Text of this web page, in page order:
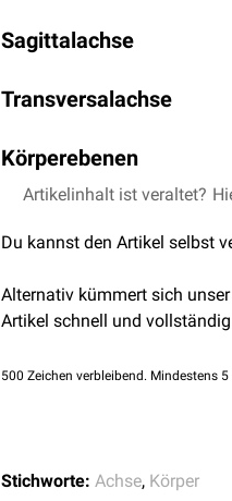
Vertikalachse. Sie zieht
Sagittalachse
Man nennt sie auch
Transversalachse
Rechts-Achse,
Körperschwerpunkt (also auf
Körperebenen
Zwischen den drei
zwischen
zwischen
Artikelinhalt ist veraltet?
Du kannst den Artikel selbst
Alternativ kümmert sich
Artikel schnell und
500 Zeichen verbleibend. Mindestens
Stichworte: Achse, Körper